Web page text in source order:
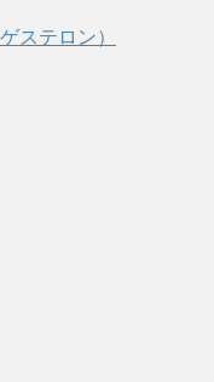
ステロン）